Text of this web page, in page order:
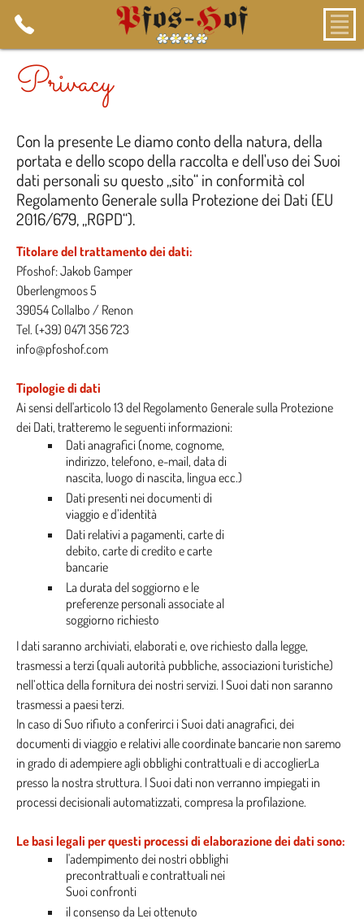
Privacy
Con la presente Le diamo conto della natura, della
portata e dello scopo della raccolta e dell'uso dei Suoi
dati personali su questo „sito“ in conformità col
Regolamento Generale sulla Protezione dei Dati (EU
2016/679, „RGPD“).
Titolare del trattamento dei dati:
Pfoshof: Jakob Gamper
Oberlengmoos 5
39054 Collalbo / Renon
Tel. (+39) 0471 356 723
info@pfoshof.com
Tipologie di dati
Ai sensi dell'articolo 13 del Regolamento Generale sulla Protezione
dei Dati, tratteremo le seguenti informazioni:
Dati anagrafici (nome, cognome,
indirizzo, telefono, e-mail, data di
nascita, luogo di nascita, lingua ecc.)
Dati presenti nei documenti di
viaggio e d’identità
Dati relativi a pagamenti, carte di
debito, carte di credito e carte
bancarie
La durata del soggiorno e le
preferenze personali associate al
soggiorno richiesto
I dati saranno archiviati, elaborati e, ove richiesto dalla legge,
trasmessi a terzi (quali autorità pubbliche, associazioni turistiche)
nell’ottica della fornitura dei nostri servizi. I Suoi dati non saranno
trasmessi a paesi terzi.
In caso di Suo rifiuto a conferirci i Suoi dati anagrafici, dei
documenti di viaggio e relativi alle coordinate bancarie non saremo
in grado di adempiere agli obblighi contrattuali e di accoglierLa
presso la nostra struttura. I Suoi dati non verranno impiegati in
processi decisionali automatizzati, compresa la profilazione.
Le basi legali per questi processi di elaborazione dei dati sono:
l'adempimento dei nostri obblighi
precontrattuali e contrattuali nei
Suoi confronti
il consenso da Lei ottenuto